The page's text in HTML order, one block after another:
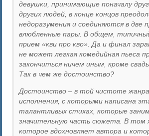
девушки, принимающие поначалу
других людей, в конце концов
недоразумения и соединяются в две
влюбленные пары. В общем,
прием «кви про кво». Да и финал
не может легкая комедийная пьеса
закончиться ничем иным, кроме
Так в чем же достоинство?
Достоинство – в той чистоте
исполнения, с которыми написана
талантливых стихах, которые
значительную часть сюжета. В том
которое вдохновляет автора и